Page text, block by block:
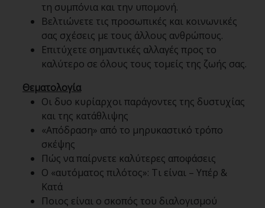
τη συμπόνια και την υπομονή.
Βελτιώνετε τις προσωπικές και κοινωνικές
σας σχέσεις με τους άλλους ανθρώπους.
Επιτύχετε σημαντικές αλλαγές προς το
καλύτερο σε όλους τους τομείς της ζωής σας.
Θεματολογία
Οι δυο κυρίαρχοι παράγοντες της δυστυχίας
και της κατάθλιψης
«Απόδραση» από το μηρυκαστικό τρόπο
σκέψης
Πώς να παίρνετε καλύτερες αποφάσεις
Ο «αυτόματος πιλότος»: Τι είναι – Υπέρ &
Κατά
Ποιος είναι ο σκοπός του διαλογισμού